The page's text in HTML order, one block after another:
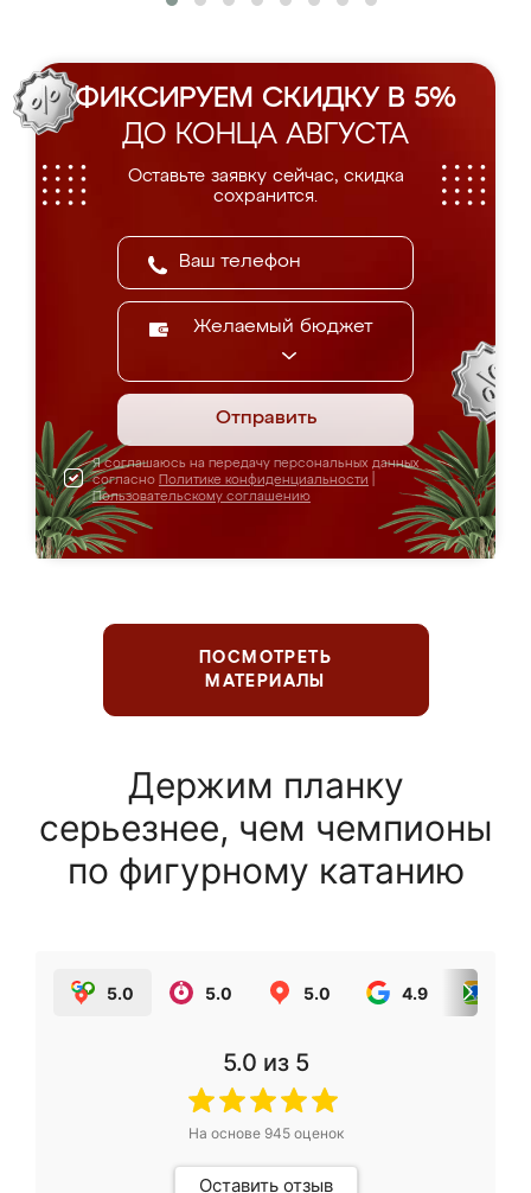
ФИКСИРУЕМ СКИДКУ В 5%
ДО КОНЦА АВГУСТА
Оставьте заявку сейчас, скидка
сохранится.
Желаемый бюджет
Отправить
Я соглашаюсь на передачу персональных данных
согласно Политике конфиденциальности
Пользовательскому соглашению
ПОСМОТРЕТЬ
МАТЕРИАЛЫ
Держим планку
серьезнее, чем чемпионы
по фигурному катанию
5.0 5.0 5.0 4.9
5.0 из 5
На основе 945оценок
Оставить отзыв